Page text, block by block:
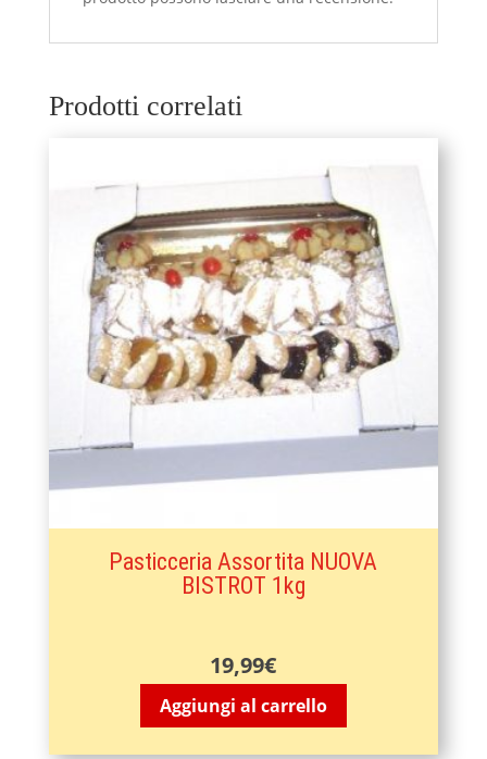
Prodotti correlati
Pasticceria Assortita NUOVA
BISTROT 1kg
19,99€
Aggiungi al carrello